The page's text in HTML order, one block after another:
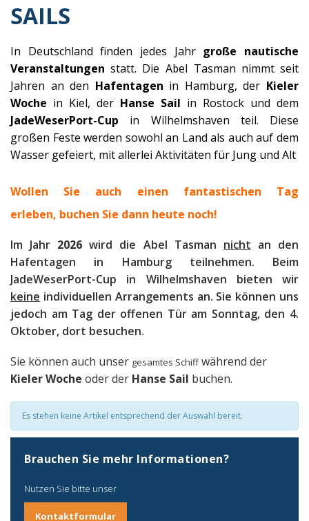
SAILS
In Deutschland finden jedes Jahr große nautische
Veranstaltungen statt. Die Abel Tasman nimmt seit
Jahren an den Hafentagen in Hamburg, der Kieler
Woche in Kiel, der Hanse Sail in Rostock und dem
JadeWeserPort-Cup in Wilhelmshaven teil. Diese
großen Feste werden sowohl an Land als auch auf dem
Wasser gefeiert, mit allerlei Aktivitäten für Jung und Alt
Wollen Sie auch einen fantastischen Tag
erleben, buchen Sie dann heute noch!
Im Jahr 2026 wird die Abel Tasman nicht an den
Hafentagen in Hamburg teilnehmen. Beim
JadeWeserPort-Cup in Wilhelmshaven bieten wir
keine individuellen Arrangements an. Sie können uns
jedoch am Tag der offenen Tür am Sonntag, den 4.
Oktober, dort besuchen.
Sie können auch unser gesamtes Schiffwährend der
Kieler Woche oder der Hanse Sail buchen.
Es stehen keine Artikel entsprechend der Auswahl bereit.
Brauchen Sie mehr Informationen?
Nutzen Sie bitte unser
Kontaktformular